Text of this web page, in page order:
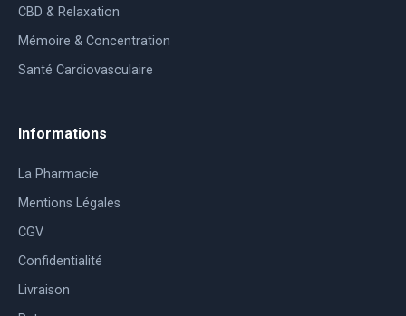
CBD & Relaxation
Mémoire & Concentration
Santé Cardiovasculaire
Informations
La Pharmacie
Mentions Légales
CGV
Confidentialité
Livraison